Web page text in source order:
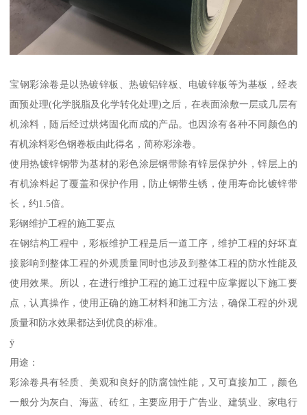
宝钢彩涂卷是以热镀锌板、热镀铝锌板、电镀锌板等为基板，经表
面预处理(化学脱脂及化学转化处理)之后，在表面涂敷一层或几层有
机涂料，随后经过烘烤固化而成的产品。也因涂有各种不同颜色的
有机涂料彩色钢卷板由此得名，简称彩涂卷。
使用热镀锌钢带为基材的彩色涂层钢带除有锌层保护外，锌层上的
有机涂料起了覆盖和保护作用，防止钢带生锈，使用寿命比镀锌带
长，约1.5倍。
彩钢维护工程的施工要点
在钢结构工程中，彩板维护工程是后一道工序，维护工程的好坏直
接影响到整体工程的外观质量同时也涉及到整体工程的防水性能及
使用效果。所以，在进行维护工程的施工过程中应掌握以下施工要
点，认真操作，使用正确的施工材料和施工方法，确保工程的外观
质量和防水效果都达到优良的标准。
ÿ
用途：
彩涂卷具有轻质、美观和良好的防腐蚀性能，又可直接加工，颜色
一般分为灰白、海蓝、砖红，主要应用于广告业、建筑业、家电行